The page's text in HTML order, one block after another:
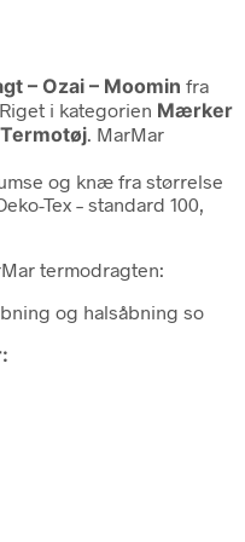
– Ozai – Moomin fra
i kategorien Mærker
. MarMar
og knæ fra størrelse
Tex – standard 100,
termodragten:
og halsåbning so